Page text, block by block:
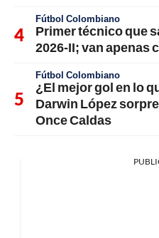
Fútbol Colombiano
Primer técnico que
2026-II; van apenas
Fútbol Colombiano
¿El mejor gol en lo
Darwin López
Once Caldas